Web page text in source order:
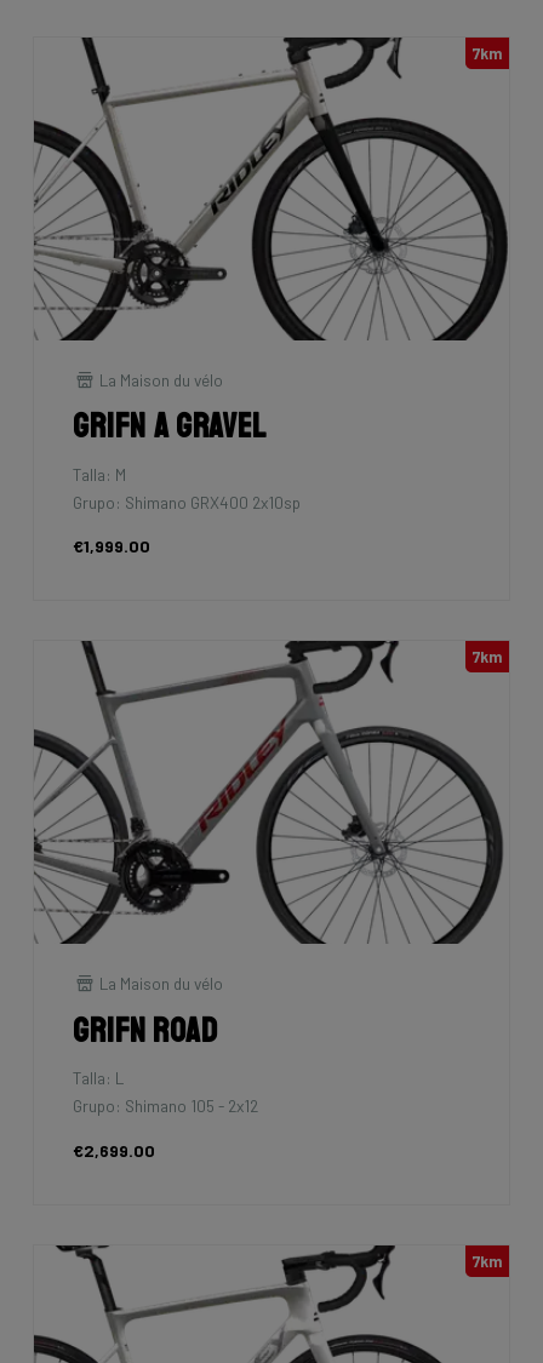
7km
La Maison du vélo
Grifn A Gravel
Talla: M
Grupo: Shimano GRX400 2x10sp
€1,999.00
7km
La Maison du vélo
Grifn Road
Talla: L
Grupo: Shimano 105 - 2x12
€2,699.00
7km